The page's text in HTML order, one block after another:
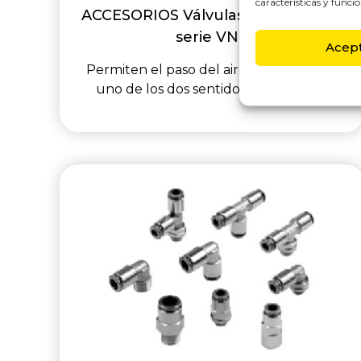
ACCESORIOS Válvulas antirretorno
serie VNR
Permiten el paso del aire solamente en
uno de los dos sentidos de recorrido